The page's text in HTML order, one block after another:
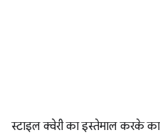
स्टाइल क्वेरी का इस्तेमाल करके